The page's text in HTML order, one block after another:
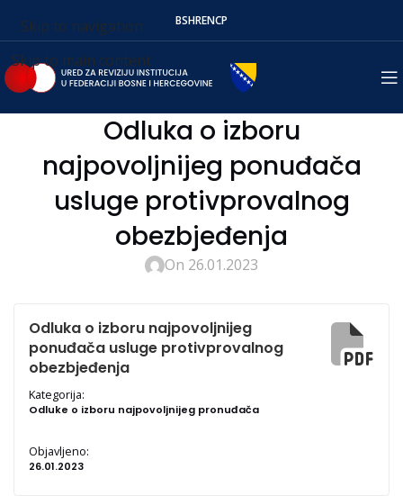
Skip to navigation
Skip to main content
BSHRENСР
Odluka o izboru
najpovoljnijeg ponuđača
usluge protivprovalnog
obezbjeđenja
On 26.01.2023
Odluka o izboru najpovoljnijeg
ponuđača usluge protivprovalnog
obezbjeđenja
Kategorija:
Odluke o izboru najpovoljnijeg pronuđača
Objavljeno:
26.01.2023